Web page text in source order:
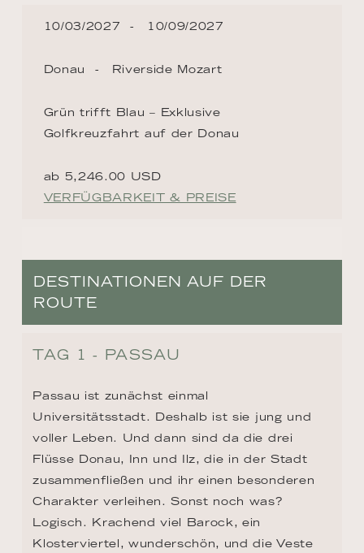
10/03/2027 10/09/2027
Donau Riverside Mozart
Grün trifft Blau – Exklusive
Golfkreuzfahrt auf der Donau
ab 5,246.00 USD
VERFÜGBARKEIT & PREISE
DESTINATIONEN AUF DER
ROUTE
TAG 1 - PASSAU
Passau ist zunächst einmal
Universitätsstadt. Deshalb ist sie jung und
voller Leben. Und dann sind da die drei
Flüsse Donau, Inn und Ilz, die in der Stadt
zusammenfließen und ihr einen besonderen
Charakter verleihen. Sonst noch was?
Logisch. Krachend viel Barock, ein
Klosterviertel, wunderschön, und die Veste